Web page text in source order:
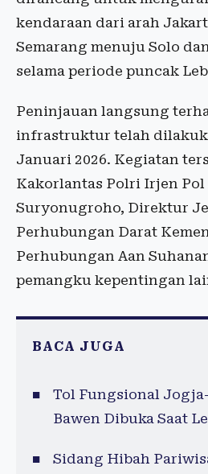
kendaraan dari arah
Semarang menuju Solo
selama periode puncak
Peninjauan langsung
infrastruktur telah
Januari 2026. Kegiatan
Kakorlantas Polri Irjen Pol
Suryonugroho, Direktur
Perhubungan Darat
Perhubungan Aan
pemangku kepentingan
BACA JUGA
Tol Fungsional
Bawen Dibuka Saat
Sidang Hibah